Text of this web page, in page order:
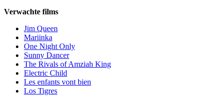
Verwachte films
Jim Queen
Mariinka
One Night Only
Sunny Dancer
The Rivals of Amziah King
Electric Child
Les enfants vont bien
Los Tigres